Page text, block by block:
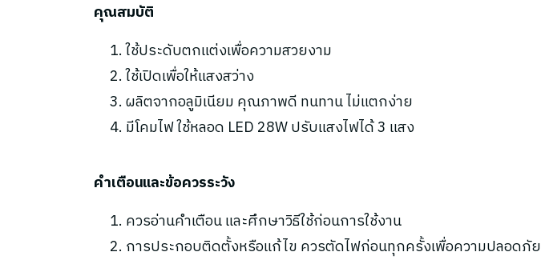
คุณสมบัติ
ใช้ประดับตกแต่งเพื่อความสวยงาม
ใช้เปิดเพื่อให้แสงสว่าง
ผลิตจากอลูมิเนียม คุณภาพดี ทนทาน ไม่แตกง่าย
มีโคมไฟ ใช้หลอด LED 28W ปรับแสงไฟได้ 3 แสง
คำเตือนและข้อควรระวัง
ควรอ่านคำเตือน และศึกษาวิธีใช้ก่อนการใช้งาน
การประกอบติดตั้งหรือแก้ไข ควรตัดไฟก่อนทุกครั้งเพื่อความปลอดภัย